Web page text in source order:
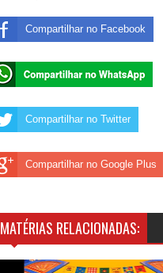
candidatura de Denise
Assembleia Legislativa
com foco na qualificação
MULUNGU: Servidora
Perseguição na Gestão de
Compartilhar no Facebook
Compartilhar no Twitter
Compartilhar no Google Plus
MATÉRIAS RELACIONADAS: